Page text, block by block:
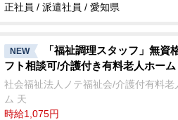
正社員 / 派遣社員 / 愛知県
NEW
「福祉調理スタッフ」無資
フト相談可/介護付き有料老人ホーム
社会福祉法人ノテ福祉会/介護付有料老
ム 天
時給1,075円